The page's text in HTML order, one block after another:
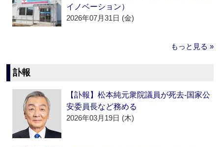
イノベーション）
2026年07月31日 (金)
もっと見る »
訃報
【訃報】松本純元衆院議員が死去‐国家公
安委員長など務める
2026年03月19日 (木)